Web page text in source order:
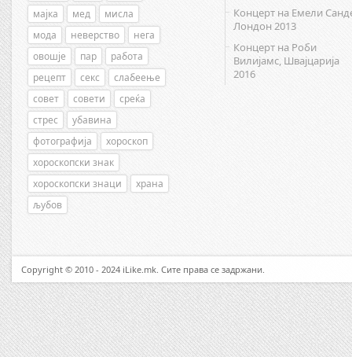
мајка
мед
мисла
мода
неверство
нега
овошје
пар
работа
рецепт
секс
слабеење
совет
совети
среќа
стрес
убавина
фотографија
хороскоп
хороскопски знак
хороскопски знаци
храна
љубов
Концерт на Емели
Лондон 2013
Концерт на Роби
Вилијамс, Швајцарија
2016
Copyright © 2010 - 2024 iLike.mk. Сите права се задржани.